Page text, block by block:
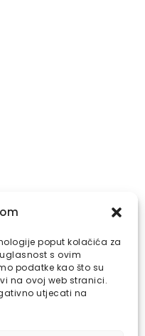
poput kolačića za
s ovim
podatke kao što su
na ovoj web stranici.
utjecati na